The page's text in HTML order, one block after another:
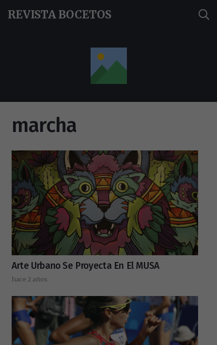
REVISTA BOCETOS
marcha
Arte Urbano Se Proyecta En El MUSA
hace 2 años